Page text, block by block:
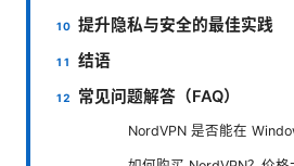
提升隐私与安全的最佳实践
结语
常见问题解答（FAQ）
NordVPN 是否能在